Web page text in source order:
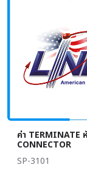
ค่า TERMINATE
CONNECTOR
SP-3101